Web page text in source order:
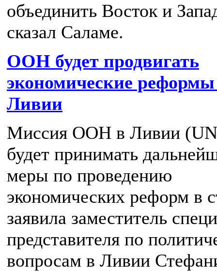
объединить Восток и
сказал Саламе.
ООН будет продвигать
экономические
Ливии
Миссия ООН в Ливии
будет принимать
меры по проведению
экономических реформ в
заявила заместитель
представителя по
вопросам в Ливии